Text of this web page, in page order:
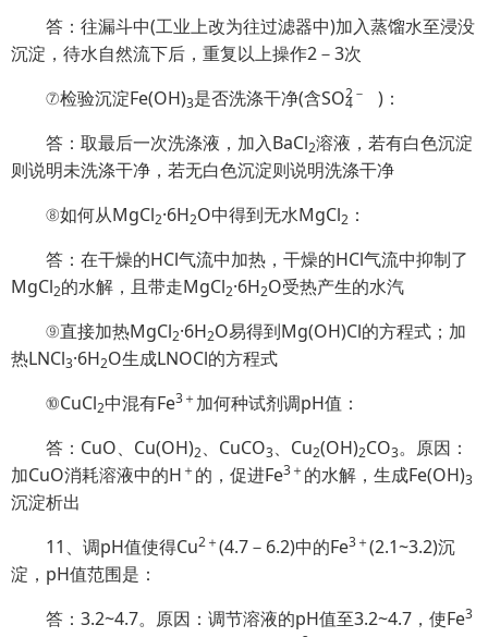
答：往漏斗中(工业上改为往过滤器中)加入蒸馏水至浸没
沉淀，待水自然流下后，重复以上操作2－3次
⑦检验沉淀Fe(OH)3是否洗涤干净(含SO4
2－
)：
答：取最后一次洗涤液，加入BaCl2溶液，若有白色沉淀
则说明未洗涤干净，若无白色沉淀则说明洗涤干净
⑧如何从MgCl2·6H2O中得到无水MgCl2 ：
答：在干燥的HCl气流中加热，干燥的HCl气流中抑制了
MgCl2的水解，且带走MgCl2·6H2O受热产生的水汽
⑨直接加热MgCl2·6H2O易得到Mg(OH)Cl的方程式；加
热LNCl3·6H2O生成LNOCl的方程式
⑩CuCl2中混有Fe3＋ 加何种试剂调pH值：
答：CuO、Cu(OH)2、CuCO3、Cu2(OH)2CO3。原因：
加CuO消耗溶液中的H ＋ 的，促进Fe3＋ 的水解，生成Fe(OH)3
沉淀析出
11、调pH值使得Cu2＋(4.7－6.2)中的Fe3＋(2.1~3.2)沉
淀，pH值范围是：
答：3.2~4.7。原因：调节溶液的pH值至3.2~4.7，使Fe3